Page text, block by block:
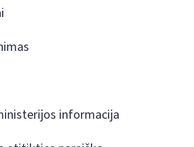
informacija